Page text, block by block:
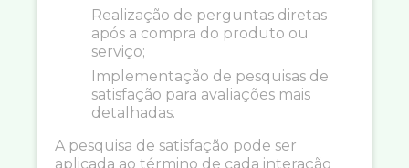
Realização de perguntas diretas
após a compra do produto ou
serviço;
Implementação de pesquisas de
satisfação para avaliações mais
detalhadas.
A pesquisa de satisfação pode ser
aplicada ao término de cada interação